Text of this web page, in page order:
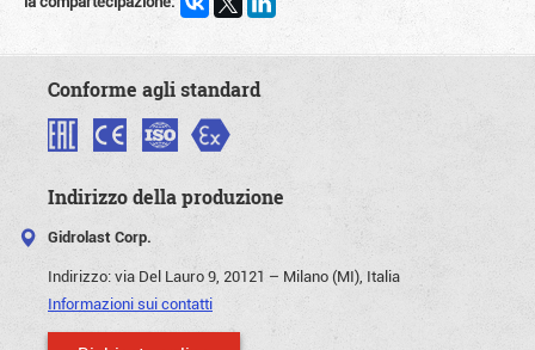
Conforme agli standard
Indirizzo della produzione
Gidrolast Corp.
Indirizzo:via Del Lauro 9, 20121 – Milano (MI), Italia
Informazioni sui contatti